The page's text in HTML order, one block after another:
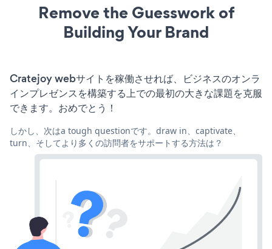
Remove the Guesswork of
Building Your Brand
Cratejoy webサイトを稼働させれば、ビジネスのオンラ
インプレゼンスを構築する上での最初の大きな課題を克服
できます。おめでとう！
しかし、次はa tough questionです。draw in、captivate、
turn、そしてより多くの訪問者をサポートする方法は？